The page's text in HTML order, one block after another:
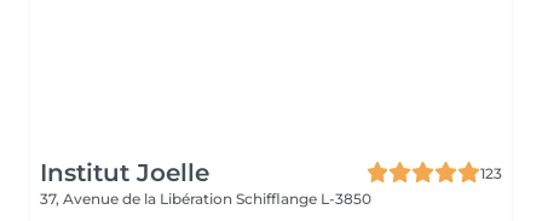
Institut Joelle
123
37, Avenue de la Libération Schifflange L-3850